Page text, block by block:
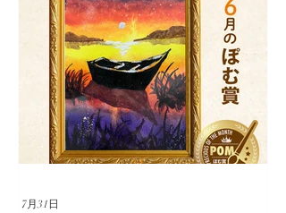
7月31日